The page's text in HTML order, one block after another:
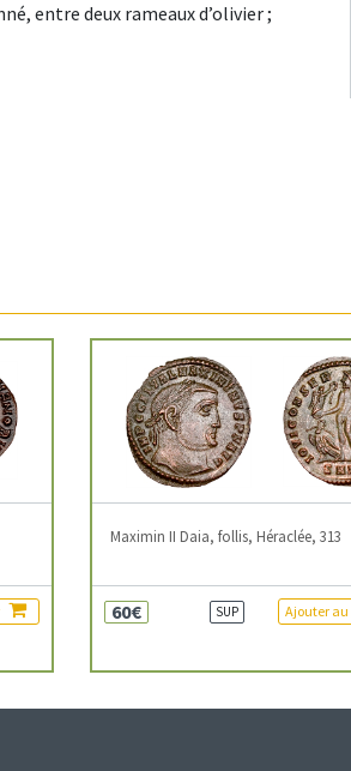
entre deux rameaux d’olivier ;
Maximin II Daia, follis, Héraclée, 313
60€ SUP Ajouter